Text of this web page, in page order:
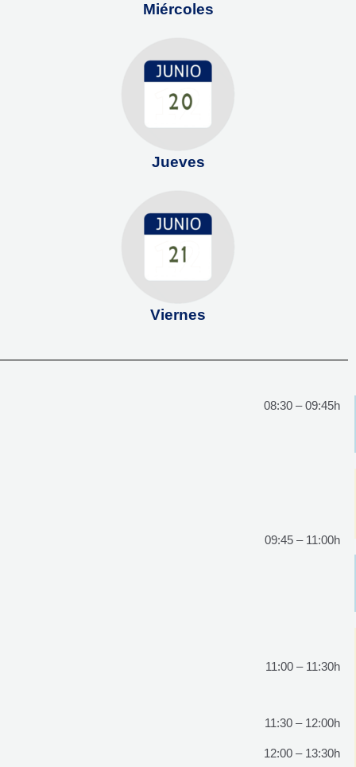
Miércoles
Jueves
Viernes
08:30 – 09:45h
09:45 – 11:00h
11:00 – 11:30h
11:30 – 12:00h
12:00 – 13:30h